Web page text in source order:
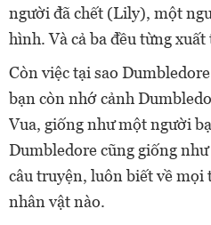
người đã chết (Lily), một
hình. Và cả ba đều từng
Còn việc tại sao
bạn còn nhớ cảnh
Vua, giống như một người
Dumbledore cũng giống
câu truyện, luôn biết về mọi
nhân vật nào.